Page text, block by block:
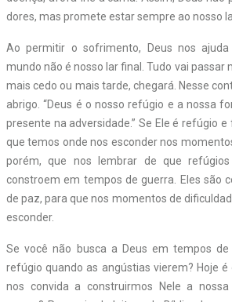
dores, mas promete estar sempre ao nosso
Ao permitir o sofrimento, Deus nos
mundo não é nosso lar final. Tudo vai passar
mais cedo ou mais tarde, chegará. Nesse
abrigo. “Deus é o nosso refúgio e a nossa
presente na adversidade.” Se Ele é refúgio
que temos onde nos esconder nos
porém, que nos lembrar de que
constroem em tempos de guerra. Eles são
de paz, para que nos momentos de
esconder.
Se você não busca a Deus em tempos
refúgio quando as angústias vierem? Hoje é
nos convida a construirmos Nele a